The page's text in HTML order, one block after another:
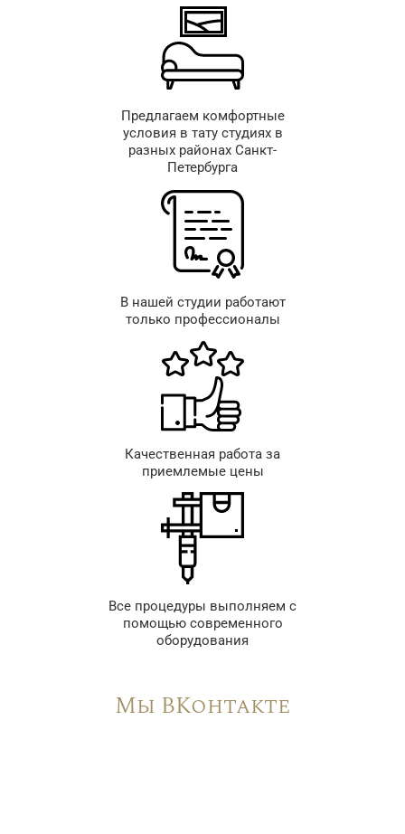
Предлагаем комфортные
условия в тату студиях в
разных районах Санкт-
Петербурга
В нашей студии работают
только профессионалы
Качественная работа за
приемлемые цены
Все процедуры выполняем с
помощью современного
оборудования
Мы ВКонтакте